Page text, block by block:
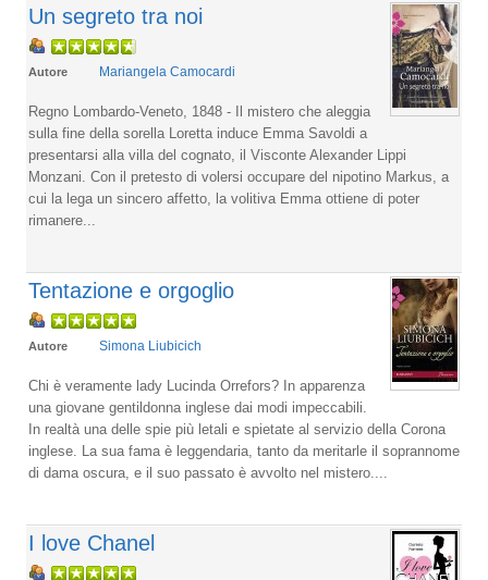
Un segreto tra noi
Autore Mariangela Camocardi
Regno Lombardo-Veneto, 1848 - Il mistero che aleggia
sulla fine della sorella Loretta induce Emma Savoldi a
presentarsi alla villa del cognato, il Visconte Alexander Lippi
Monzani. Con il pretesto di volersi occupare del nipotino Markus, a
cui la lega un sincero affetto, la volitiva Emma ottiene di poter
rimanere...
Tentazione e orgoglio
Autore Simona Liubicich
Chi è veramente lady Lucinda Orrefors? In apparenza
una giovane gentildonna inglese dai modi impeccabili.
In realtà una delle spie più letali e spietate al servizio della Corona
inglese. La sua fama è leggendaria, tanto da meritarle il soprannome
di dama oscura, e il suo passato è avvolto nel mistero....
I love Chanel